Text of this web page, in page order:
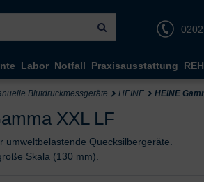
Labor Notfall Praxisausstattung
Blutdruckmessgeräte HEINE HEINE
XXL LF
umweltbelastende Quecksilbergeräte.
Skala (130 mm).